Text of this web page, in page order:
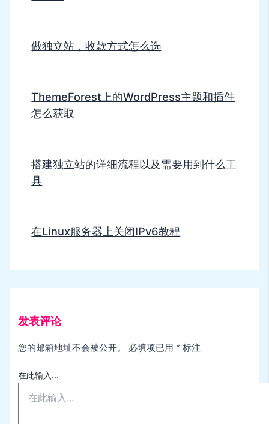
做独立站，收款方式怎么选
ThemeForest上的WordPress主题和插件
怎么获取
搭建独立站的详细流程以及需要用到什么工
具
在Linux服务器上关闭IPv6教程
发表评论
您的邮箱地址不会被公开。 必填项已用 * 标注
在此输入...